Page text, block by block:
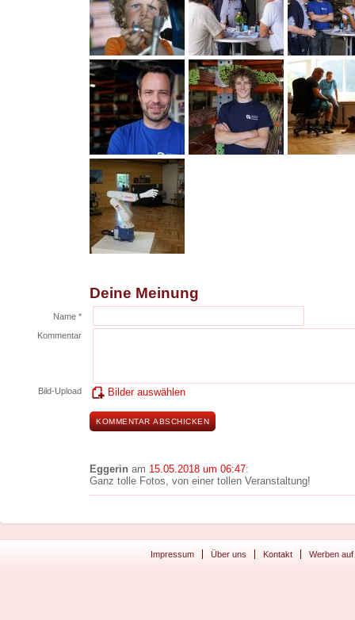
Deine Meinung
Name *
Kommentar
Bild-Upload Bilder auswählen
Eggerin am 15.05.2018 um 06:47:
Ganz tolle Fotos, von einer tollen Veranstaltung!
Impressum Über uns Kontakt Werben